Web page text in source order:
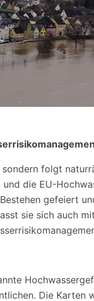
folgt
die EU-
gefeiert
sie sich auch
Die Karten